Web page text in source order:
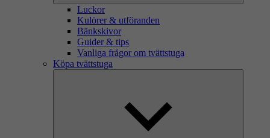
Luckor
Kulörer & utföranden
Bänkskivor
Guider & tips
Vanliga frågor om tvättstuga
Köpa tvättstuga